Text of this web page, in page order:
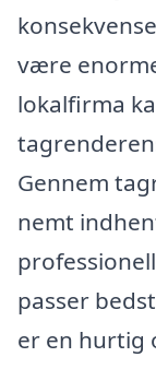
være
lokalfirma
Gennem
nemt
passer
er en hurtig